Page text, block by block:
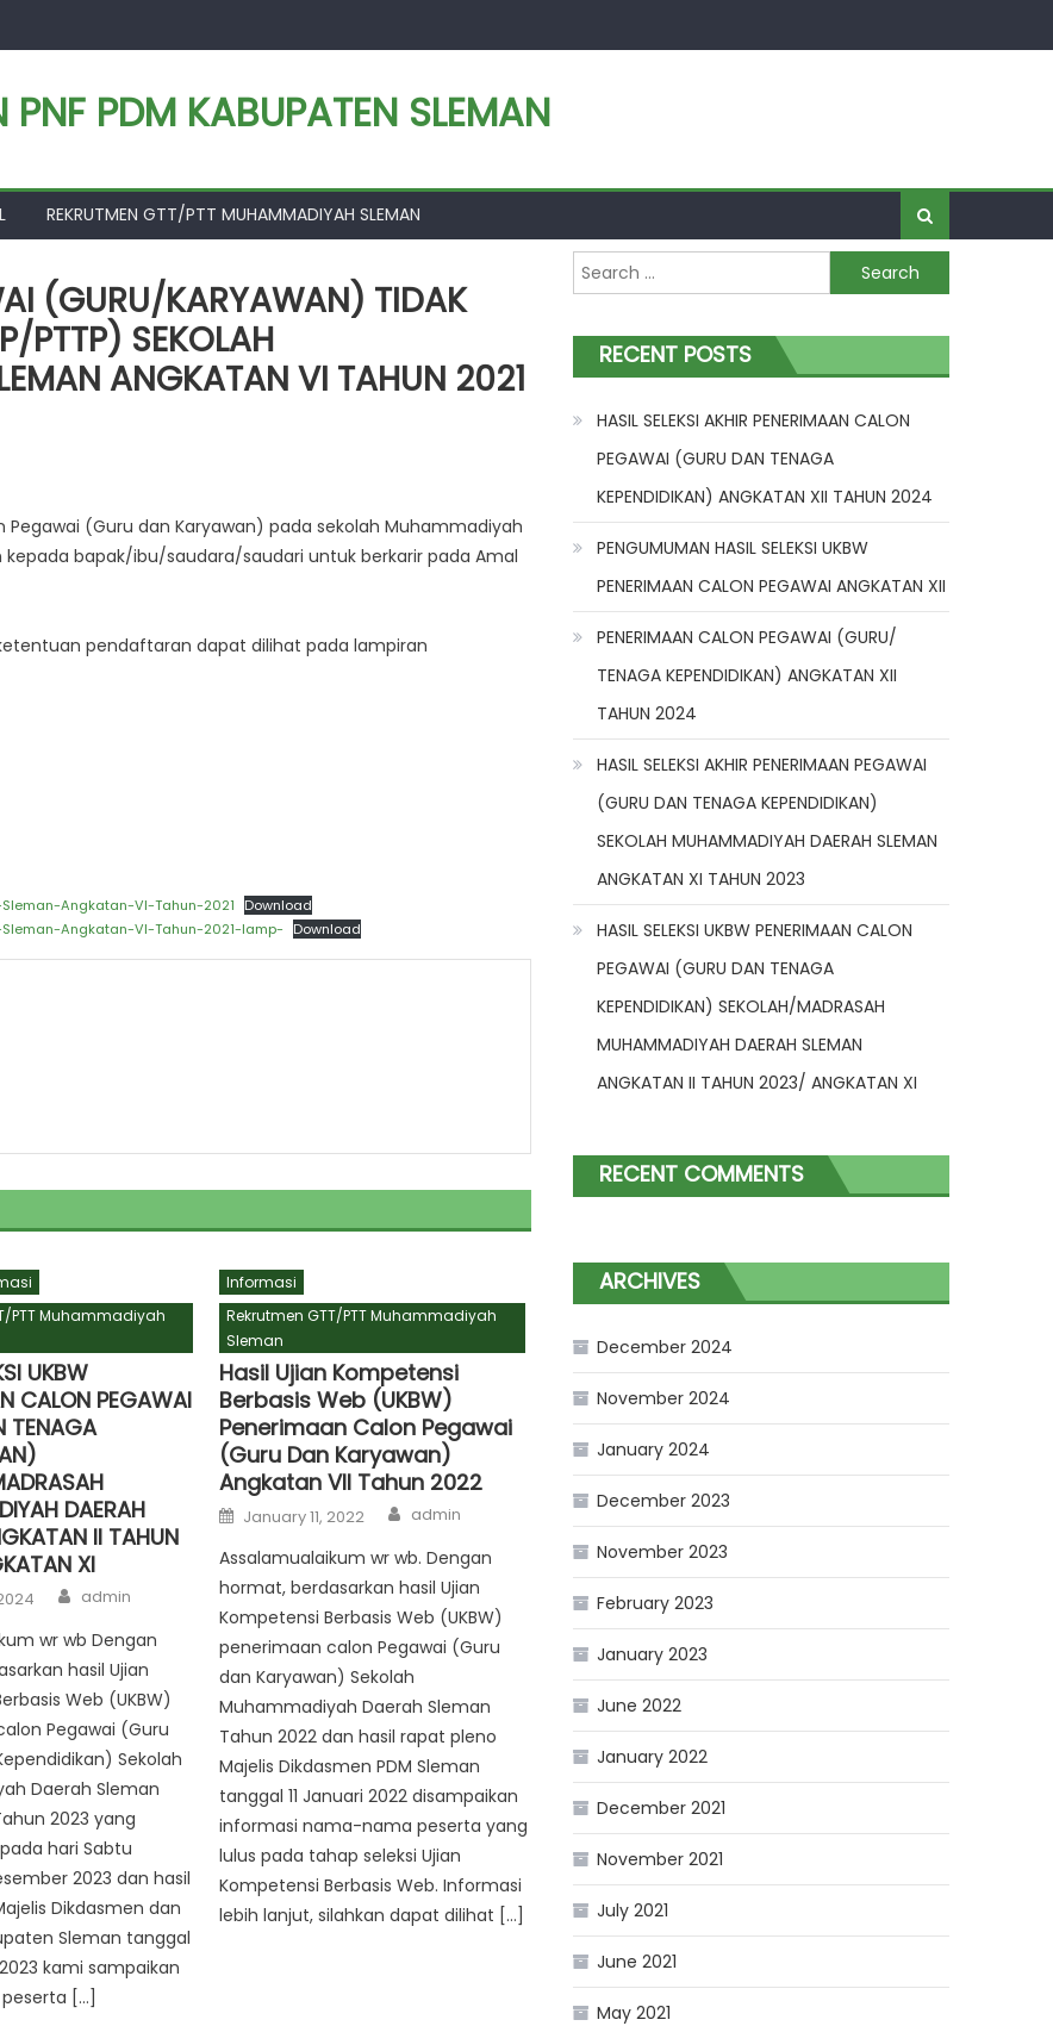
PDM KABUPATEN SLEMAN
REKRUTMEN GTT/PTT MUHAMMADIYAH SLEMAN
(GURU/KARYAWAN) TIDAK
PTTP) SEKOLAH
ANGKATAN VI TAHUN 2021
(Guru dan Karyawan) pada sekolah Muhammadiyah
bapak/ibu/saudara/saudari untuk berkarir pada Amal
pendaftaran dapat dilihat pada lampiran
Angkatan-VI-Tahun-2021
Download
Angkatan-VI-Tahun-2021-lamp-
Download
PTT Muhammadiyah
UKBW
CALON PEGAWAI
TENAGA
DAERAH
II TAHUN
XI
Author
admin
wr wb Dengan
hasil Ujian
Web (UKBW)
Pegawai (Guru
Sekolah
Daerah Sleman
2023 yang
hari Sabtu
2023 dan hasil
Dikdasmen dan
Sleman tanggal
kami sampaikan
[…]
Informasi
Rekrutmen GTT/PTT Muhammadiyah
Sleman
Hasil Ujian Kompetensi
Berbasis Web (UKBW)
Penerimaan Calon Pegawai
(Guru Dan Karyawan)
Angkatan VII Tahun 2022
Posted
on
January 11, 2022 Author
admin
Assalamualaikum wr wb. Dengan
hormat, berdasarkan hasil Ujian
Kompetensi Berbasis Web (UKBW)
penerimaan calon Pegawai (Guru
dan Karyawan) Sekolah
Muhammadiyah Daerah Sleman
Tahun 2022 dan hasil rapat pleno
Majelis Dikdasmen PDM Sleman
tanggal 11 Januari 2022 disampaikan
informasi nama-nama peserta yang
lulus pada tahap seleksi Ujian
Kompetensi Berbasis Web. Informasi
lebih lanjut, silahkan dapat dilihat […]
Search
for:
RECENT POSTS
HASIL SELEKSI AKHIR PENERIMAAN CALON
PEGAWAI (GURU DAN TENAGA
KEPENDIDIKAN) ANGKATAN XII TAHUN 2024
PENGUMUMAN HASIL SELEKSI UKBW
PENERIMAAN CALON PEGAWAI ANGKATAN XII
PENERIMAAN CALON PEGAWAI (GURU/
TENAGA KEPENDIDIKAN) ANGKATAN XII
TAHUN 2024
HASIL SELEKSI AKHIR PENERIMAAN PEGAWAI
(GURU DAN TENAGA KEPENDIDIKAN)
SEKOLAH MUHAMMADIYAH DAERAH SLEMAN
ANGKATAN XI TAHUN 2023
HASIL SELEKSI UKBW PENERIMAAN CALON
PEGAWAI (GURU DAN TENAGA
KEPENDIDIKAN) SEKOLAH/MADRASAH
MUHAMMADIYAH DAERAH SLEMAN
ANGKATAN II TAHUN 2023/ ANGKATAN XI
RECENT COMMENTS
ARCHIVES
December 2024
November 2024
January 2024
December 2023
November 2023
February 2023
January 2023
June 2022
January 2022
December 2021
November 2021
July 2021
June 2021
May 2021